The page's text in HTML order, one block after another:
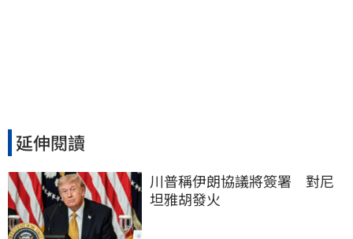
延伸閱讀
川普稱伊朗協議將簽署　對尼
坦雅胡發火